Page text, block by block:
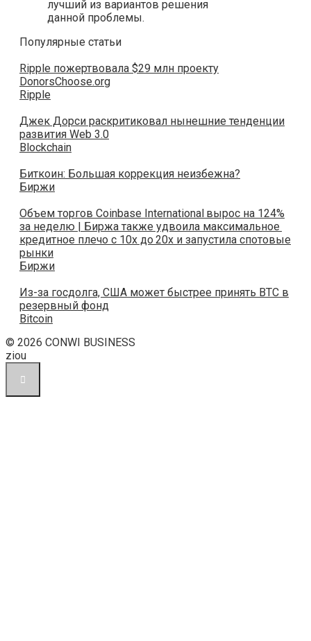
лучший из вариантов решения
данной проблемы.
Популярные статьи
Ripple пожертвовала $29 млн проекту
DonorsChoose.org
Ripple
Джек Дорси раскритиковал нынешние тенденции
развития Web 3.0
Blockchain
Биткоин: Большая коррекция неизбежна?
Биржи
Объем торгов Coinbase International вырос на 124%
за неделю | Биржа также удвоила максимальное
кредитное плечо с 10x до 20x и запустила спотовые
рынки
Биржи
Из-за госдолга, США может быстрее принять BTC в
резервный фонд
Bitcoin
© 2026 CONWI BUSINESS
ziou